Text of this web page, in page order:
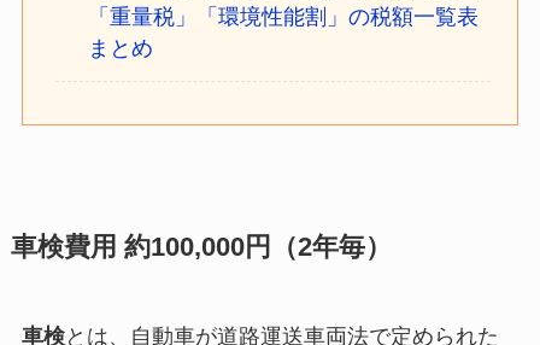
「重量税」「環境性能割」の税額一覧表
まとめ
車検費用 約100,000円（2年毎）
車検とは、自動車が道路運送車両法で定められた